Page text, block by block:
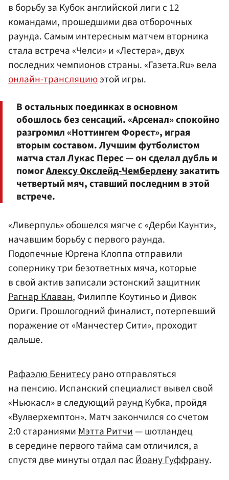
в борьбу за Кубок английской лиги с 12
командами, прошедшими два отборочных
раунда. Самым интересным матчем вторника
стала встреча «Челси» и «Лестера», двух
последних чемпионов страны. «Газета.Ru» вела
онлайн-трансляциюэтой игры.
В остальных поединках в основном
обошлось без сенсаций. «Арсенал» спокойно
разгромил «Ноттингем Форест», играя
вторым составом. Лучшим футболистом
матча сталЛукас Перес— он сделал дубль и
помогАлексу Окслейд-Чемберленузакатить
четвертый мяч, ставший последним в этой
встрече.
«Ливерпуль» обошелся мягче с «Дерби Каунти»,
начавшим борьбу с первого раунда.
Подопечные Юргена Клоппа отправили
сопернику три безответных мяча, которые
в свой актив записали эстонский защитник
Рагнар Клаван, Филиппе Коутиньо и Дивок
Ориги. Прошлогодний финалист, потерпевший
поражение от «Манчестер Сити», проходит
дальше.
Рафаэлю Бенитесурано отправляться
на пенсию. Испанский специалист вывел свой
«Ньюкасл» в следующий раунд Кубка, пройдя
«Вулверхемптон». Матч закончился со счетом
2:0 стараниями Мэтта Ритчи— шотландец
в середине первого тайма сам отличился, а
спустя две минуты отдал пас Йоану Гуффрану.